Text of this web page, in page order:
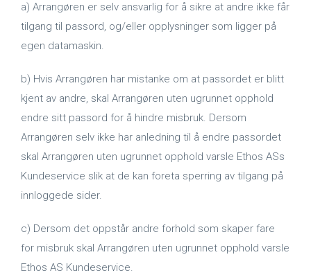
a) Arrangøren er selv ansvarlig for å sikre at andre ikke får
tilgang til passord, og/eller opplysninger som ligger på
egen datamaskin.
b) Hvis Arrangøren har mistanke om at passordet er blitt
kjent av andre, skal Arrangøren uten ugrunnet opphold
endre sitt passord for å hindre misbruk. Dersom
Arrangøren selv ikke har anledning til å endre passordet
skal Arrangøren uten ugrunnet opphold varsle Ethos ASs
Kundeservice slik at de kan foreta sperring av tilgang på
innloggede sider.
c) Dersom det oppstår andre forhold som skaper fare
for misbruk skal Arrangøren uten ugrunnet opphold varsle
Ethos AS Kundeservice.